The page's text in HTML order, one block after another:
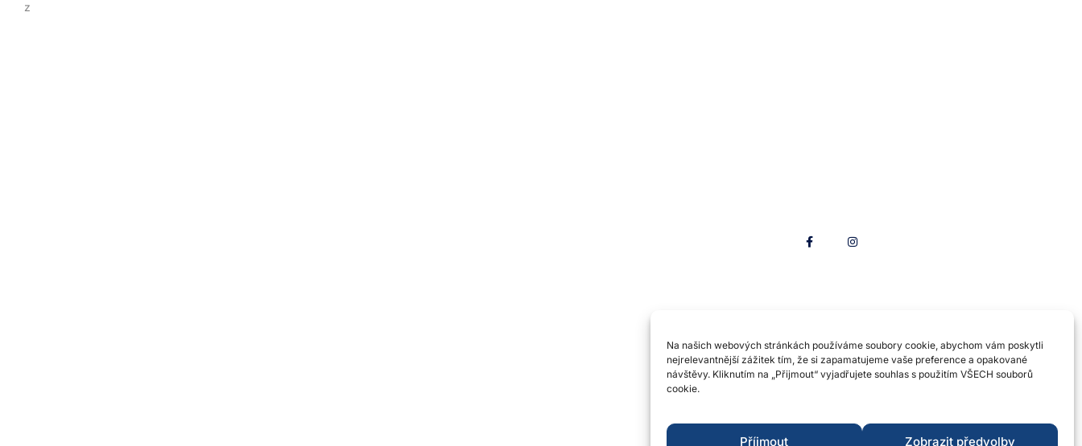
Na našich webových stránkách používáme soubory cookie, abychom vám poskytli
nejrelevantnější zážitek tím, že si zapamatujeme vaše preference a opakované
návštěvy. Kliknutím na „Přijmout“ vyjadřujete souhlas s použitím VŠECH souborů
cookie.
Příjmout Zobrazit předvolby
z